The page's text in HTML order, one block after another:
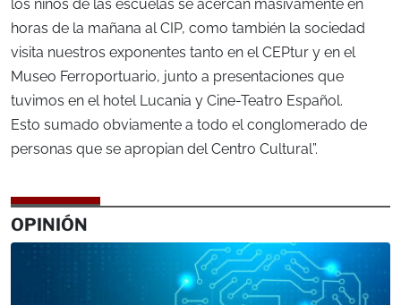
los niños de las escuelas se acercan masivamente en
horas de la mañana al CIP, como también la sociedad
visita nuestros exponentes tanto en el CEPtur y en el
Museo Ferroportuario, junto a presentaciones que
tuvimos en el hotel Lucania y Cine-Teatro Español.
Esto sumado obviamente a todo el conglomerado de
personas que se apropian del Centro Cultural”.
OPINIÓN